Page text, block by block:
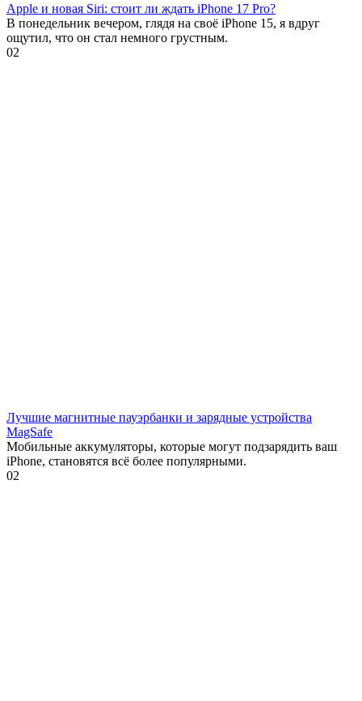
Apple и новая Siri: стоит ли ждать iPhone 17 Pro?
В понедельник вечером, глядя на своё iPhone 15, я вдруг
ощутил, что он стал немного грустным.
02
Лучшие магнитные пауэрбанки и зарядные устройства
MagSafe
Мобильные аккумуляторы, которые могут подзарядить ваш
iPhone, становятся всё более популярными.
02